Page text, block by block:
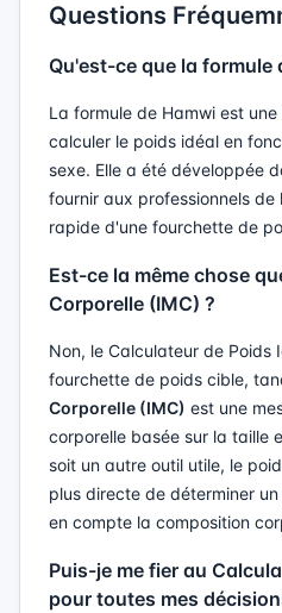
Questions
Qu'est-ce que la formule
La formule de Hamwi est
calculer le poids idéal en
sexe. Elle a été développée
fournir aux professionnels
rapide d'une fourchette de
Est-ce la même chose
Corporelle (IMC) ?
Non, le Calculateur de Poids
fourchette de poids cible,
Corporelle (IMC) est une
corporelle basée sur la taille
soit un autre outil utile, le
plus directe de déterminer
en compte la composition
Puis-je me fier au
pour toutes mes